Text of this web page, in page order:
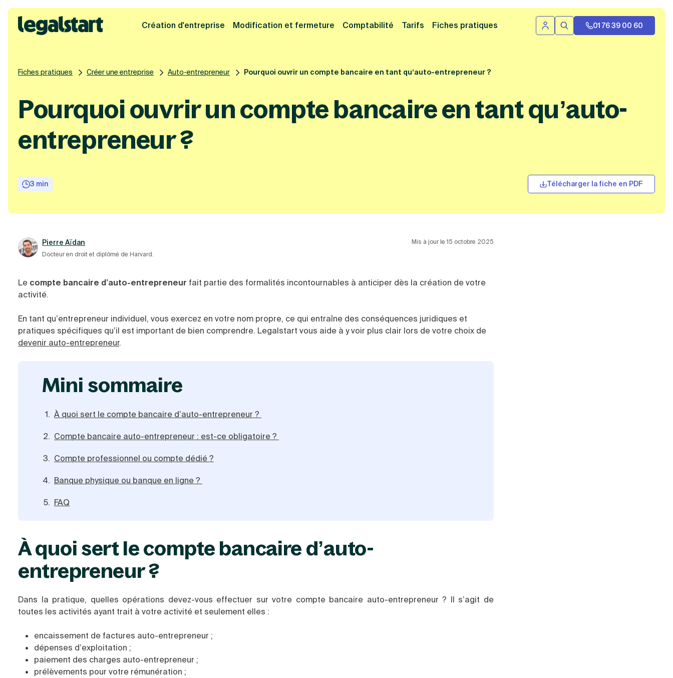
Cliquez ici pour reprendre votre démarche Fermer la bannière
Legalstart
Création d'entreprise Modification et fermeture Comptabilité Tarifs Fiches pratiques Se connecter
Rechercher01 76 39 00 60
Fiches pratiques Créer une entreprise Auto-entrepreneur Pourquoi ouvrir un compte bancaire en tant qu’auto-entrepreneur ?
Pourquoi ouvrir un compte bancaire en tant qu’auto-
entrepreneur ?
3 min Télécharger la fiche en PDF
Pierre Aïdan
Docteur en droit et diplômé de Harvard.
Mis à jour le 15 octobre 2025
Le compte bancaire d’auto-entrepreneur fait partie des formalités incontournables à anticiper dès la création de votre
activité.
En tant qu’entrepreneur individuel, vous exercez en votre nom propre, ce qui entraîne des conséquences juridiques et
pratiques spécifiques qu’il est important de bien comprendre. Legalstart vous aide à y voir plus clair lors de votre choix de
devenir auto-entrepreneur.
mini sommaire
À quoi sert le compte bancaire d’auto-entrepreneur ?
Compte bancaire auto-entrepreneur : est-ce obligatoire ?
Compte professionnel ou compte dédié ?
Banque physique ou banque en ligne ?
FAQ
À quoi sert le compte bancaire d’auto-
entrepreneur ?
Dans la pratique, quelles opérations devez-vous effectuer sur votre compte bancaire auto-entrepreneur ? Il s’agit de
toutes les activités ayant trait à votre activité et seulement elles :
encaissement de factures auto-entrepreneur ;
dépenses d’exploitation ;
paiement des charges auto-entrepreneur ;
prélèvements pour votre rémunération ;